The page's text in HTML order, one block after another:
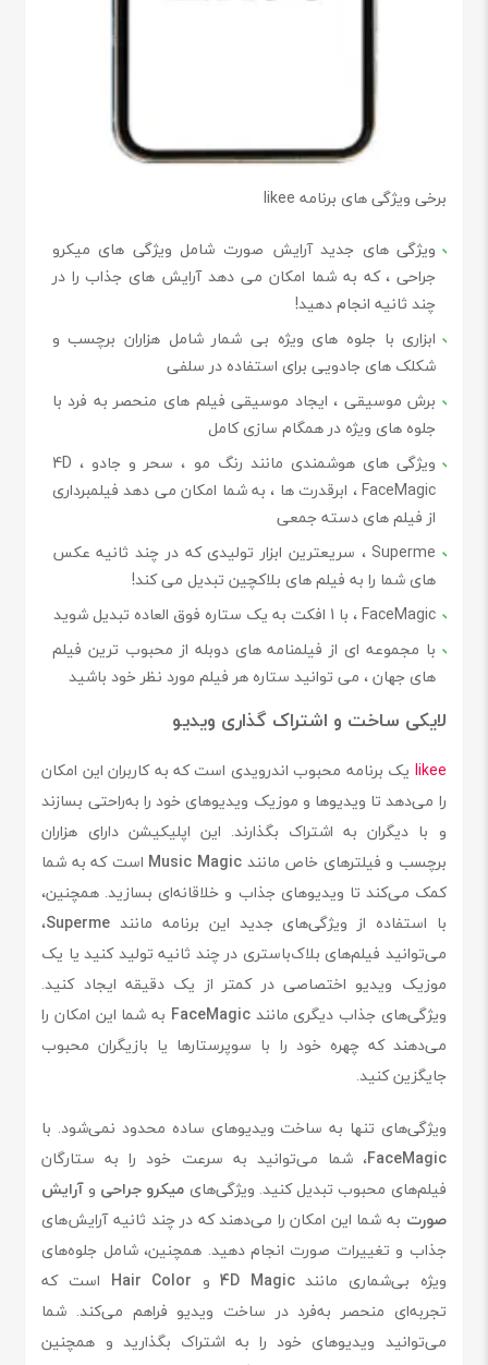
برخی ویژگی های برنامه likee
ویژگی های جدید آرایش صورت شامل ویژگی های میکرو
جراحی ، که به شما امکان می دهد آرایش های جذاب را در
چند ثانیه انجام دهید!
ابزاری با جلوه های ویژه بی شمار شامل هزاران برچسب و
شکلک های جادویی برای استفاده در سلفی
برش موسیقی ، ایجاد موسیقی فیلم های منحصر به فرد با
جلوه های ویژه در همگام سازی کامل
ویژگی های هوشمندی مانند رنگ مو ، سحر و جادو 4D ،
FaceMagic ، ابرقدرت ها ، به شما امکان می دهد فیلمبرداری
از فیلم های دسته جمعی
Superme ، سریعترین ابزار تولیدی که در چند ثانیه عکس
های شما را به فیلم های بلاکچین تبدیل می کند!
FaceMagic ، با 1 افکت به یک ستاره فوق العاده تبدیل شوید
با مجموعه ای از فیلمنامه های دوبله از محبوب ترین فیلم
های جهان ، می توانید ستاره هر فیلم مورد نظر خود باشید
لایکی ساخت و اشتراک گذاری ویدیو
likee یک برنامه محبوب اندرویدی است که به کاربران این امکان
را می‌دهد تا ویدیوها و موزیک ویدیوهای خود را به‌راحتی بسازند
و با دیگران به اشتراک بگذارند. این اپلیکیشن دارای هزاران
برچسب و فیلترهای خاص مانند Music Magic است که به شما
کمک می‌کند تا ویدیوهای جذاب و خلاقانه‌ای بسازید. همچنین،
با استفاده از ویژگی‌های جدید این برنامه مانند Superme،
می‌توانید فیلم‌های بلاک‌باستری در چند ثانیه تولید کنید یا یک
موزیک ویدیو اختصاصی در کمتر از یک دقیقه ایجاد کنید.
ویژگی‌های جذاب دیگری مانندFaceMagic به شما این امکان را
می‌دهند که چهره خود را با سوپرستارها یا بازیگران محبوب
جایگزین کنید.
ویژگی‌های تنها به ساخت ویدیوهای ساده محدود نمی‌شود. با
FaceMagic، شما می‌توانید به سرعت خود را به ستارگان
فیلم‌های محبوب تبدیل کنید. ویژگی‌های میكرو جراحی وآرایش
صورت به شما این امکان را می‌دهند که در چند ثانیه آرایش‌های
جذاب و تغییرات صورت انجام دهید. همچنین، شامل جلوه‌های
ویژه بی‌شماری مانند4D Magicو Hair Color است که
تجربه‌ای منحصر به‌فرد در ساخت ویدیو فراهم می‌کند. شما
می‌توانید ویدیوهای خود را به اشتراک بگذارید و همچنین